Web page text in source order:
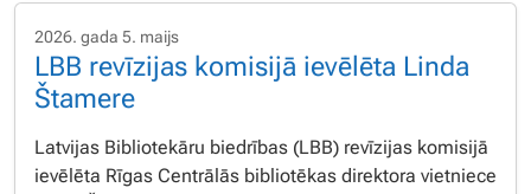
2026. gada 5. maijs
LBB revīzijas komisijā ievēlēta Linda
Štamere
Latvijas Bibliotekāru biedrības (LBB) revīzijas komisijā
ievēlēta Rīgas Centrālās bibliotēkas direktora vietniece